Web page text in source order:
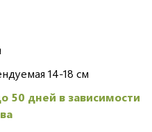
14-18 см
50 дней в зависимости